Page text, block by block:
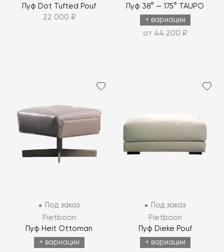
Пуф Dot Tufted Pouf
22 000 ₽
Пуф 38° — 175° TAUPO
+ вариации
от 44 200 ₽
Под заказ
Pietboon
Пуф Heit Ottoman
+ вариации
Под заказ
Pietboon
Пуф Dieke Pouf
+ вариации